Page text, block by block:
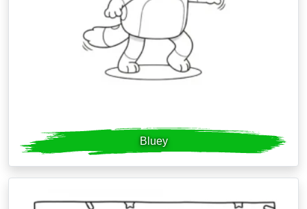
Bluey